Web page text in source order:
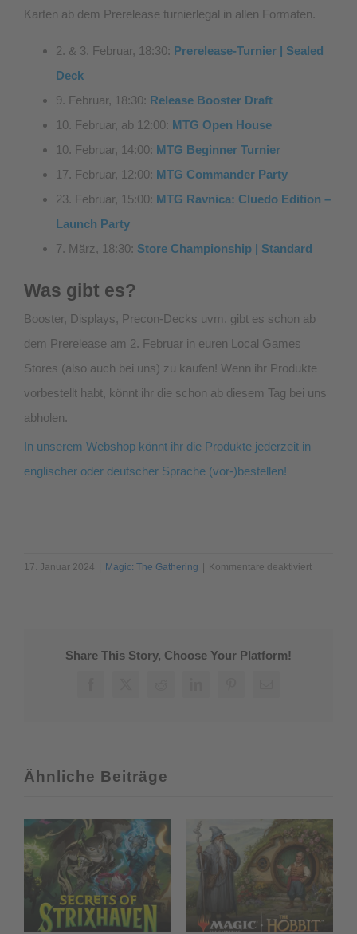
Karten ab dem Prerelease turnierlegal in allen Formaten.
2. & 3. Februar, 18:30: Prerelease-Turnier | Sealed
Deck
9. Februar, 18:30: Release Booster Draft
10. Februar, ab 12:00: MTG Open House
10. Februar, 14:00: MTG Beginner Turnier
17. Februar, 12:00: MTG Commander Party
23. Februar, 15:00: MTG Ravnica: Cluedo Edition –
Launch Party
7. März, 18:30: Store Championship | Standard
Was gibt es?
Booster, Displays, Precon-Decks uvm. gibt es schon ab
dem Prerelease am 2. Februar in euren Local Games
Stores (also auch bei uns) zu kaufen! Wenn ihr Produkte
vorbestellt habt, könnt ihr die schon ab diesem Tag bei uns
abholen.
In unserem Webshop könnt ihr die Produkte jederzeit in
englischer oder deutscher Sprache (vor-)bestellen!
17. Januar 2024 | Magic: The Gathering | Kommentare deaktiviertfür
Share This Story, Choose Your Platform!
Ähnliche Beiträge